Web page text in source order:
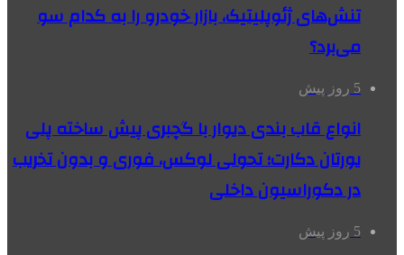
تنش‌های ژئوپلیتیک، بازار خودرو را به کدام سو
می‌برد؟
5 روز پیش
انواع قاب بندی دیوار با گچبری پیش ساخته پلی
یورتان دکارت؛ تحولی لوکس، فوری و بدون تخریب
در دکوراسیون داخلی
5 روز پیش